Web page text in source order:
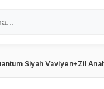
Siyah Vaviyen+Zil